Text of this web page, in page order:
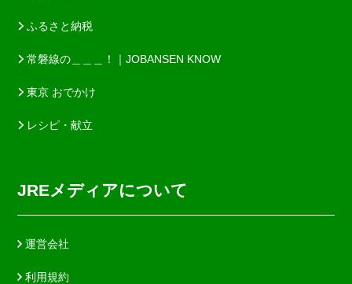
ふるさと納税
常磐線の＿＿＿！｜JOBANSEN KNOW
東京 おでかけ
レシピ・献立
JREメディアについて
運営会社
利用規約